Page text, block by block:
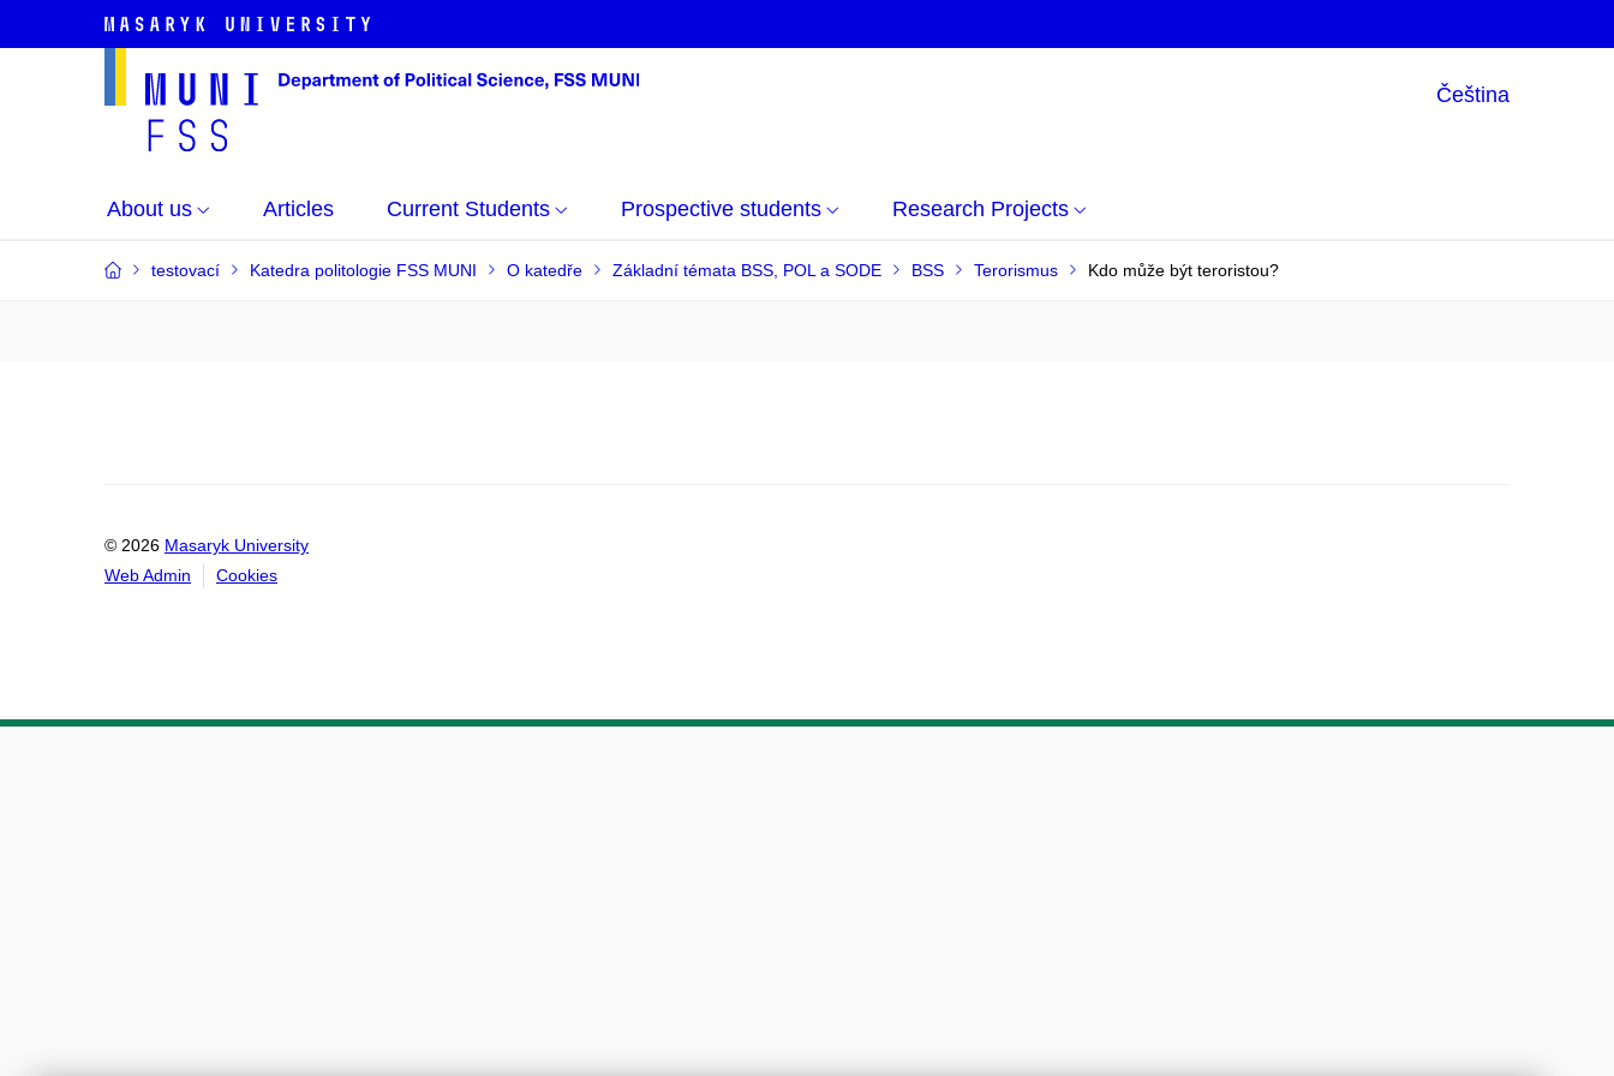
Čeština
About us Articles Current Students Prospective students Research Projects
testovací Katedra politologie FSS MUNI O katedře Základní témata BSS, POL a SODE BSS Terorismus Kdo může být teroristou?
© 2026 Masaryk University
Web Admin
Cookies